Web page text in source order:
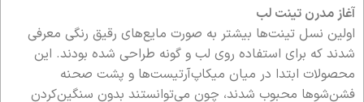
آغاز مدرن تینت لب
اولین نسل تینت‌ها بیشتر به صورت مایع‌های رقیق رنگی معرفی
شدند که برای استفاده روی لب و گونه طراحی شده بودند. این
محصولات ابتدا در میان میکاپ‌آرتیست‌ها و پشت صحنه
فشن‌شوها محبوب شدند، چون می‌توانستند بدون سنگین‌کردن